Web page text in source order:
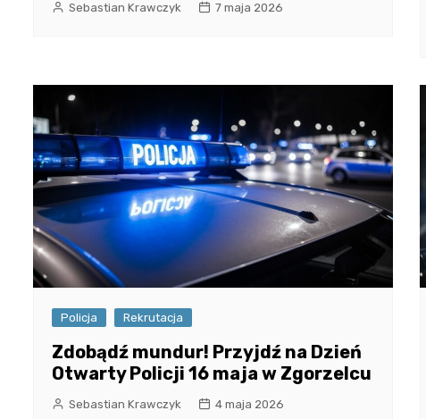
Sebastian Krawczyk 7 maja 2026
Policja Rekrutacja
Zdobądź mundur! Przyjdź na Dzień
Otwarty Policji 16 maja w Zgorzelcu
Sebastian Krawczyk 4 maja 2026